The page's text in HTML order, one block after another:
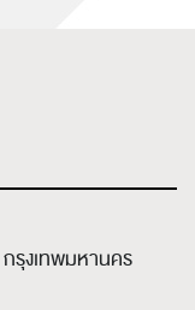
กรุงเทพมหานคร